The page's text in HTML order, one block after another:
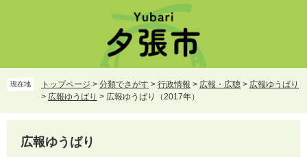
頭
で
飛
ば
て
現在地 トップページ > 分類でさがす > 行政情報 > 広報・広聴 > 広報ゆうばり
> 広報ゆうばり > 広報ゆうばり（2017年）
広報ゆうばり